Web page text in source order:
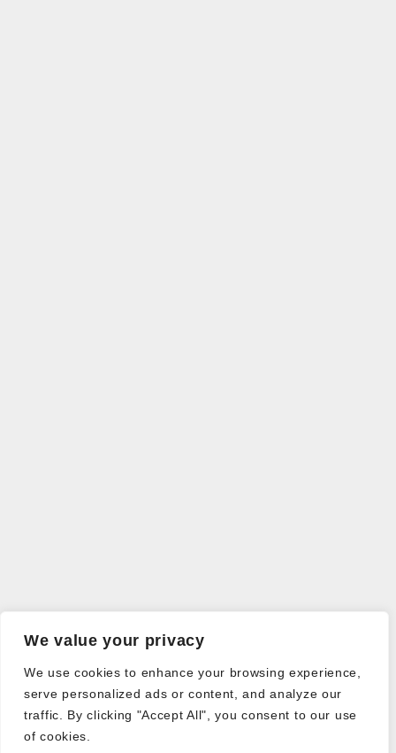
We value your privacy
We use cookies to enhance your browsing experience,
serve personalized ads or content, and analyze our
traffic. By clicking "Accept All", you consent to our use
of cookies.